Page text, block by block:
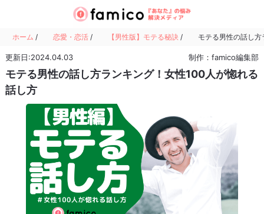
ホーム / 恋愛・恋活 / 【男性版】モテる秘訣 / モテる男性の話し
更新日:2024.04.03 制作：famico編集部
モテる男性の話し方ランキング！女性100人が惚れる
話し方